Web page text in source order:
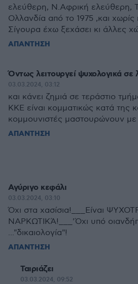
ελεύθερη, Ν.Αφρική ελεύθερη,
Ολλανδία από το 1975 ,και
Σίγουρα έχω ξεχάσει κι άλλες
ΑΠΑΝΤΗΣΗ
Όντως λειτουργεί ψυχολογικά σε
03.03.2024, 03:12
και κάνει ζημιά σε τεράστιο
ΚΚΕ είναι κομματικώς κατά της
κομμουνιστές μαστουρώνουν
ΑΠΑΝΤΗΣΗ
Αγύριγο κεφάλι
03.03.2024, 03:10
Όχι στα χασίσια!___Είναι
ΝΑΡΚΩΤΙΚΆ!___'Όχι υπό
..."δικαιολογία"!
ΑΠΑΝΤΗΣΗ
Ταιριάζει
03.03.2024, 09:52